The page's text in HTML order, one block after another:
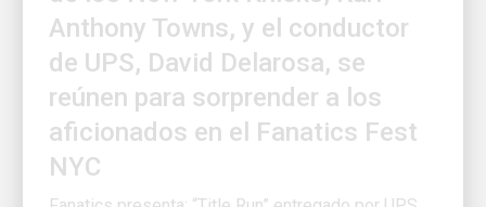
de UPS, David Delarosa, se
reúnen para sorprender a los
aficionados en el Fanatics Fest
NYC
Fanatics presenta: “Title Run” entregado por UPS,
producido por Fanatics Studios